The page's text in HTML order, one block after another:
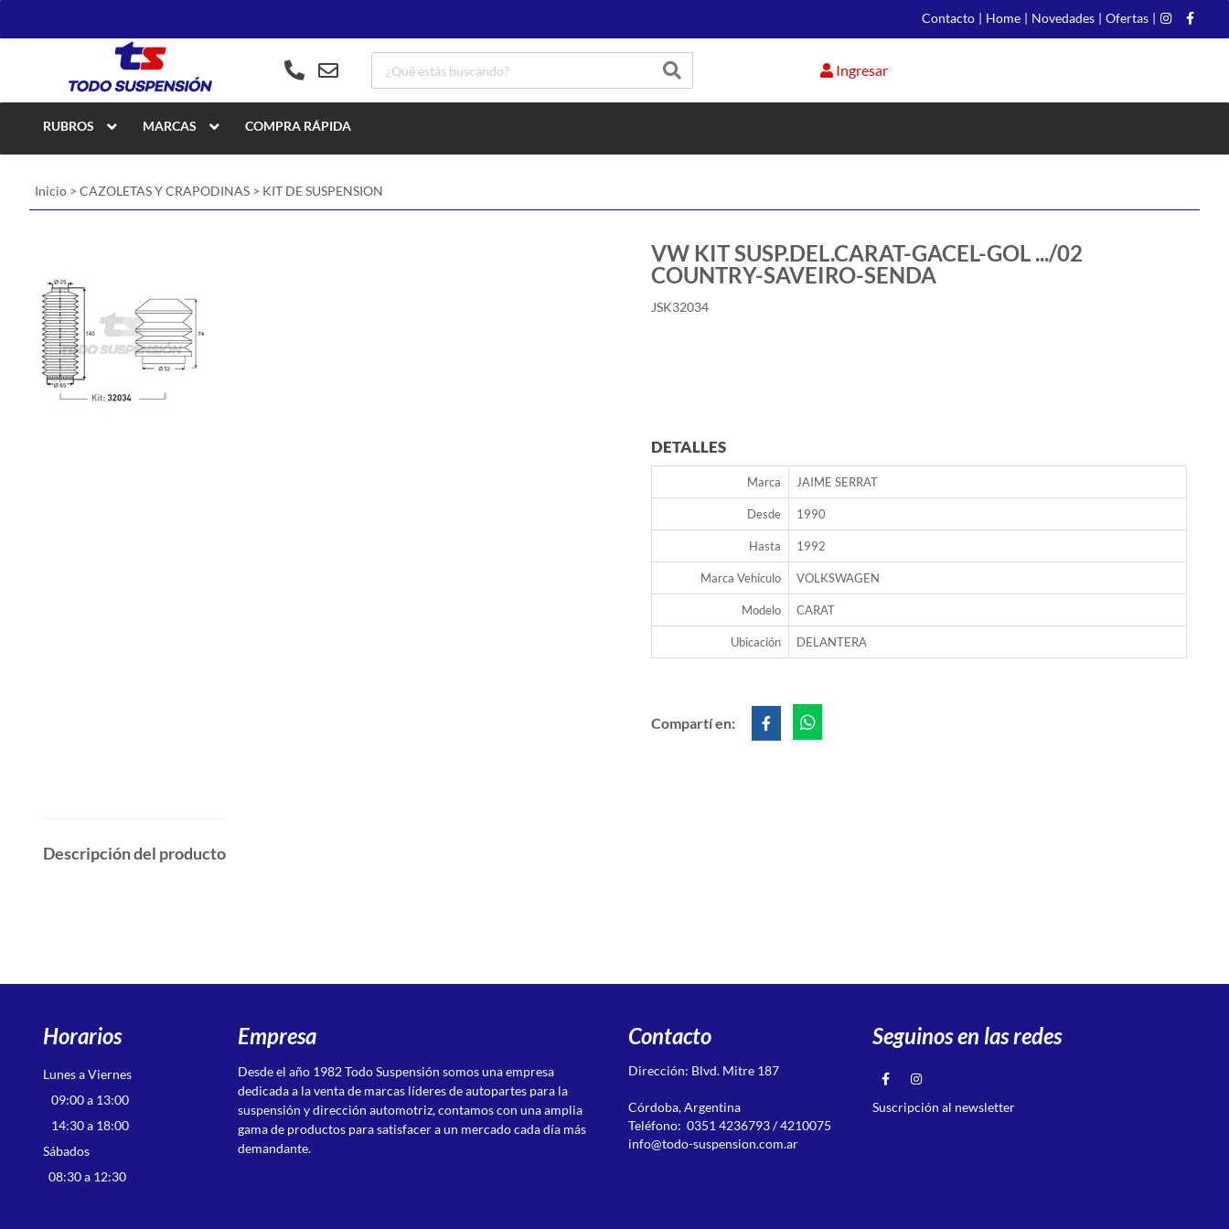
Contacto | Home | Novedades | Ofertas |
Ingresar
RUBROS MARCAS COMPRA RÁPIDA
Inicio > CAZOLETAS Y CRAPODINAS > KIT DE SUSPENSION
VW KIT SUSP.DEL.CARAT-GACEL-GOL .../02
COUNTRY-SAVEIRO-SENDA
JSK32034
DETALLES
Marca JAIME SERRAT
Desde 1990
Hasta 1992
Marca Vehículo VOLKSWAGEN
Modelo CARAT
Ubicación DELANTERA
Compartí en:
Descripción del producto
Horarios
Lunes a Viernes
09:00 a 13:00
14:30 a 18:00
Sábados
08:30 a 12:30
Empresa
Desde el año 1982 Todo Suspensión somos una empresa
dedicada a la venta de marcas líderes de autopartes para la
suspensión y dirección automotriz, contamos con una amplia
gama de productos para satisfacer a un mercado cada día más
demandante.
Contacto
Dirección: Blvd. Mitre 187
Córdoba, Argentina
Teléfono: 0351 4236793 / 4210075
info@todo-suspension.com.ar
Seguinos en las redes
Suscripción al newsletter